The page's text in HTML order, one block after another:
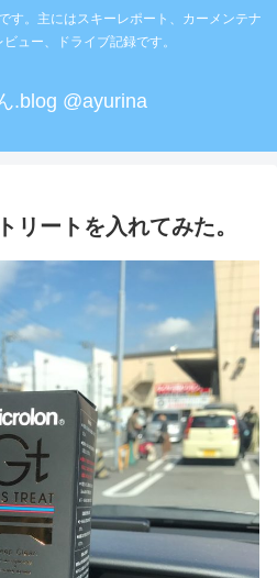
す。主にはスキーレポート、カーメンテナ
ュー、ドライブ記録です。
.blog @ayurina
リートを入れてみた。